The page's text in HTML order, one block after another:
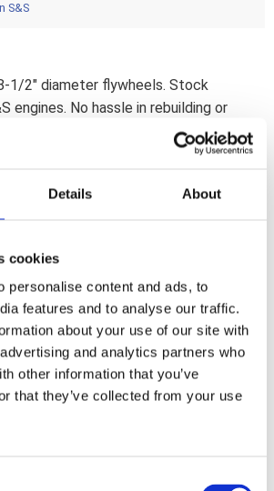
Details About
cookies
personalise content and ads, to
features and to analyse our traffic.
about your use of our site with
and analytics partners who
other information that you’ve
that they’ve collected from your use
S&S
1/2" diameter flywheels. Stock
engines. No hassle in rebuilding or
it''s all here in one package. These are
flywheels used in current S&S